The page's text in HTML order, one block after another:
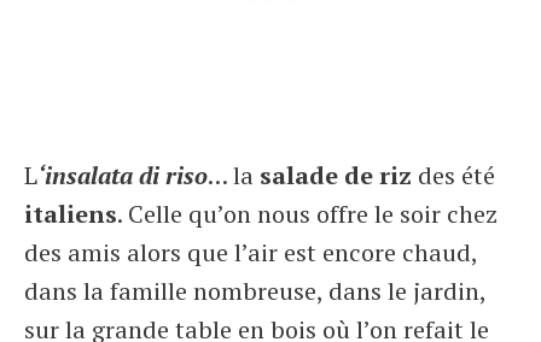
L‘insalata di riso… la salade de riz des été
italiens. Celle qu’on nous offre le soir chez
des amis alors que l’air est encore chaud,
dans la famille nombreuse, dans le jardin,
sur la grande table en bois où l’on refait le